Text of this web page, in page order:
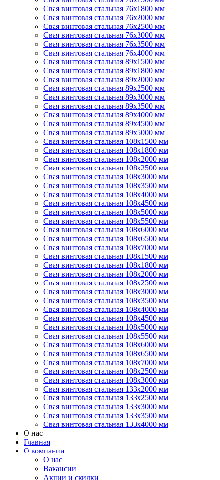
Свая винтовая стальная 76х1800 мм
Свая винтовая стальная 76х2000 мм
Свая винтовая стальная 76х2500 мм
Свая винтовая стальная 76х3000 мм
Свая винтовая стальная 76х3500 мм
Свая винтовая стальная 76х4000 мм
Свая винтовая стальная 89х1500 мм
Свая винтовая стальная 89х1800 мм
Свая винтовая стальная 89х2000 мм
Свая винтовая стальная 89х2500 мм
Свая винтовая стальная 89х3000 мм
Свая винтовая стальная 89х3500 мм
Свая винтовая стальная 89х4000 мм
Свая винтовая стальная 89х4500 мм
Свая винтовая стальная 89х5000 мм
Свая винтовая стальная 108х1500 мм
Свая винтовая стальная 108х1800 мм
Свая винтовая стальная 108х2000 мм
Свая винтовая стальная 108х2500 мм
Свая винтовая стальная 108х3000 мм
Свая винтовая стальная 108х3500 мм
Свая винтовая стальная 108х4000 мм
Свая винтовая стальная 108х4500 мм
Свая винтовая стальная 108х5000 мм
Свая винтовая стальная 108х5500 мм
Свая винтовая стальная 108х6000 мм
Свая винтовая стальная 108х6500 мм
Свая винтовая стальная 108х7000 мм
Свая винтовая стальная 108х1500 мм
Свая винтовая стальная 108х1800 мм
Свая винтовая стальная 108х2000 мм
Свая винтовая стальная 108х2500 мм
Свая винтовая стальная 108х3000 мм
Свая винтовая стальная 108х3500 мм
Свая винтовая стальная 108х4000 мм
Свая винтовая стальная 108х4500 мм
Свая винтовая стальная 108х5000 мм
Свая винтовая стальная 108х5500 мм
Свая винтовая стальная 108х6000 мм
Свая винтовая стальная 108х6500 мм
Свая винтовая стальная 108х7000 мм
Свая винтовая стальная 108х2500 мм
Свая винтовая стальная 108х3000 мм
Свая винтовая стальная 133х2000 мм
Свая винтовая стальная 133х2500 мм
Свая винтовая стальная 133х3000 мм
Свая винтовая стальная 133х3500 мм
Свая винтовая стальная 133х4000 мм
О нас
Главная
О компании
О нас
Вакансии
Акции и скидки